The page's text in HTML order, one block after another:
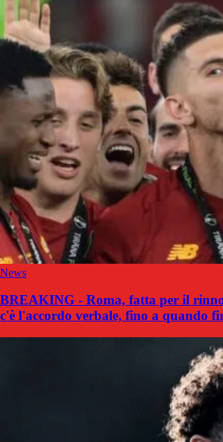
News
BREAKING - Roma, fatta per il
c'è l'accordo verbale, fino a quando